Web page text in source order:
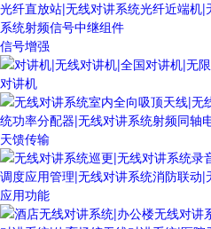
信号增强
对讲机
天馈传输
应用功能